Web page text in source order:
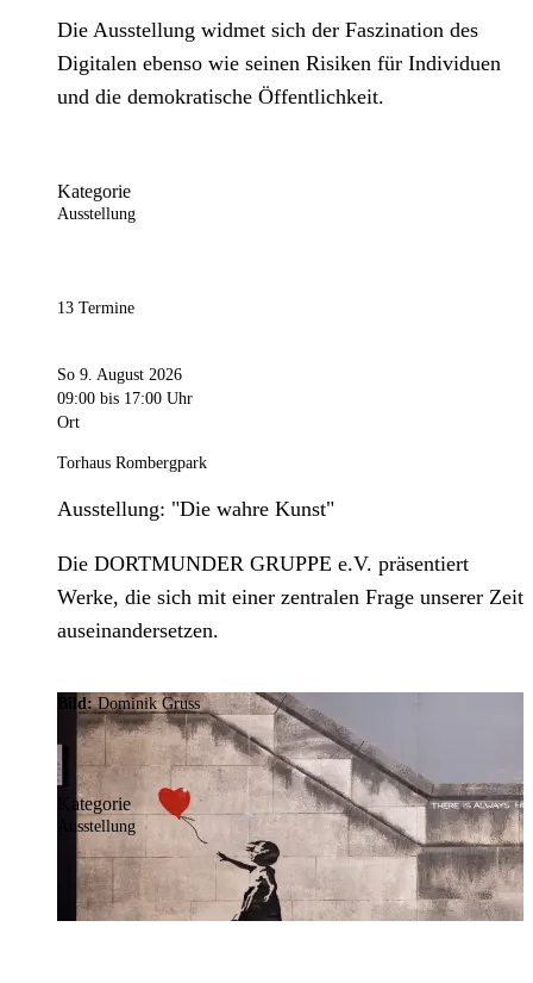
Die Ausstellung widmet sich der Faszination des
Digitalen ebenso wie seinen Risiken für Individuen
und die demokratische Öffentlichkeit.
Kategorie
Ausstellung
13 Termine
So 9. August 2026
09:00 bis 17:00 Uhr
Ort
Torhaus Rombergpark
Ausstellung: "Die wahre Kunst"
Die DORTMUNDER GRUPPE e.V. präsentiert
Werke, die sich mit einer zentralen Frage unserer Zeit
auseinandersetzen.
Bild:Dominik Gruss
Kategorie
Ausstellung